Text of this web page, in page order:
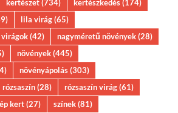
kertészet(734) kertészkedés(174)
lila virág(65)
virágok(42) nagyméretű növények(28)
növények(445)
növényápolás(303)
rózsaszín(28) rózsaszín virág(61)
kert(27) színek(81)